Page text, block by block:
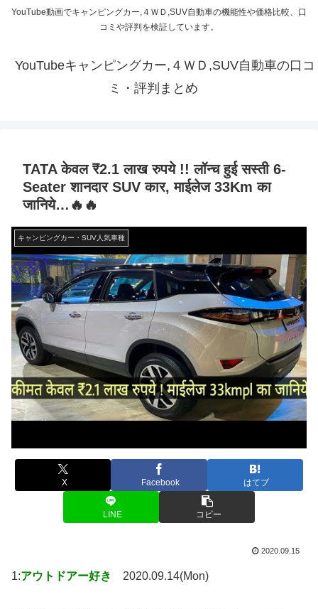
YouTube動画でキャンピングカー,４ＷＤ,SUV自動車の機能性や価格比較、口
コミや評判を検証しています。
YouTubeキャンピングカー,４ＷＤ,SUV自動車の口コ
ミ・評判まとめ
TATA केवल ₹2.1 लाख रुपये !! लॉन्च हुई सस्ती 6-
Seater शानदार SUV कार, माईलेज 33Km का
जानिये…🔥🔥
キャンピングカー・SUV人気車種
X Facebook はてブ
LINE コピー
2020.09.15
1:アウトドアー好き 2020.09.14(Mon)